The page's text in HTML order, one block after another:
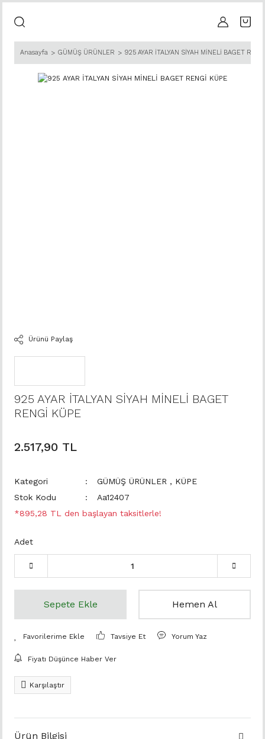
Anasayfa GÜMÜŞ ÜRÜNLER 925 AYAR İTALYAN SİYAH MİNELİ BAGET
Ürünü Paylaş
925 AYAR İTALYAN SİYAH MİNELİ BAGET
RENGİ KÜPE
2.517,90 TL
Kategori GÜMÜŞ ÜRÜNLER , KÜPE
Stok Kodu
Aa12407
*895,28 TL den başlayan taksitlerle!
Adet
Sepete Ekle Hemen Al
Tavsiye Et Yorum Yaz
Fiyatı Düşünce Haber Ver
Karşılaştır
Ürün Bilgisi